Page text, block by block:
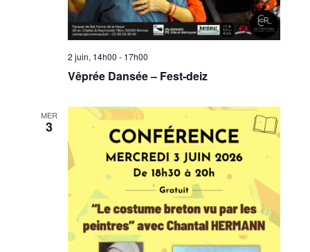
2 juin, 14h00 - 17h00
Vêprée Dansée – Fest-deiz
MER
3